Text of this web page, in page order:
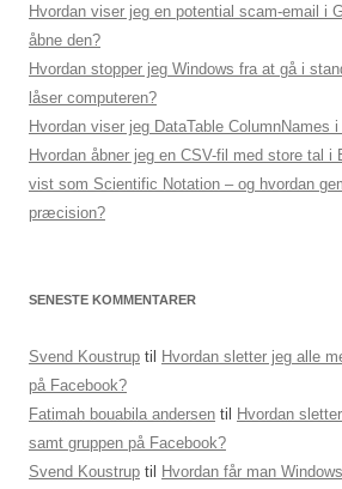
Hvordan viser jeg en potential scam-email i
åbne den?
Hvordan stopper jeg Windows fra at gå i
låser computeren?
Hvordan viser jeg DataTable ColumnNames
Hvordan åbner jeg en CSV-fil med store tal i
vist som Scientific Notation – og hvordan
præcision?
SENESTE KOMMENTARER
Svend Koustrup til
Hvordan sletter jeg alle
på Facebook?
Fatimah bouabila andersen til
Hvordan
samt gruppen på Facebook?
Svend Koustrup til
Hvordan får man